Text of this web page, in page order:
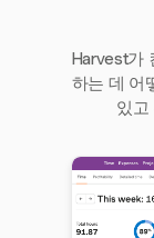
Harvest가
하는 데 어
있고